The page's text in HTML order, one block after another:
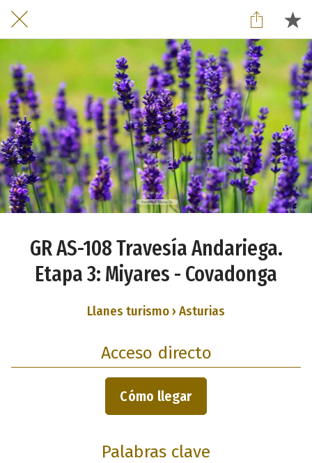
GR AS-108 Travesía Andariega.
Etapa 3: Miyares - Covadonga
Llanes turismo › Asturias
Acceso directo
Cómo llegar
Palabras clave